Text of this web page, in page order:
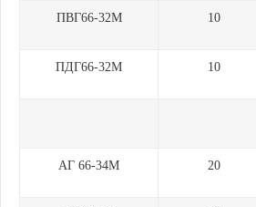
ПВГ66-32М 10
ПДГ66-32М 10
АГ 66-34М 20